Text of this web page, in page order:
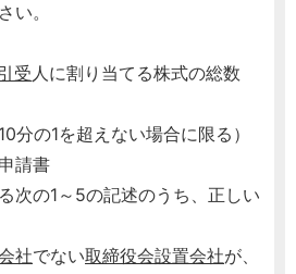
。
受人に割り当てる株式の総数
分の1を超えない場合に限る）
請書
次の1～5の記述のうち、正しい
社でない取締役会設置会社が、